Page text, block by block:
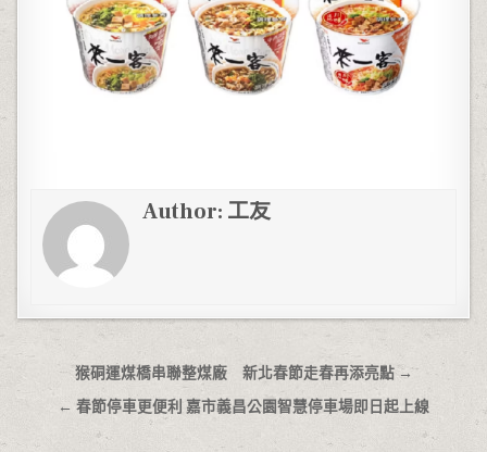
Author: 工友
文章導覽
猴硐運煤橋串聯整煤廠 新北春節走春再添亮點 →
← 春節停車更便利 嘉市義昌公園智慧停車場即日起上線